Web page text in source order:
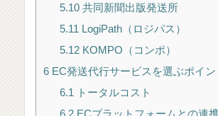
5.10共同新聞出版発送所
5.11 LogiPath（ロジパス）
5.12KOMPO（コンポ）
6 EC発送代行サービスを選ぶポイン
6.1 トータルコスト
6.2ECプラットフォームとの連